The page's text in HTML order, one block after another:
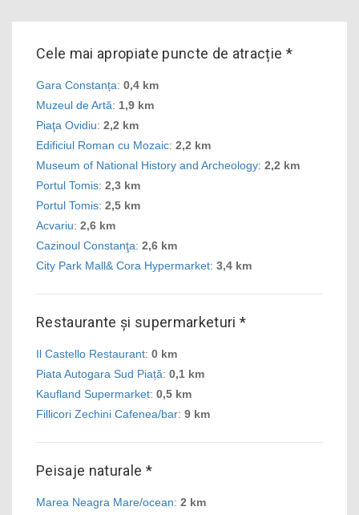
Cele mai apropiate puncte de atracție *
Gara Constanța: 0,4 km
Muzeul de Artă: 1,9 km
Piaţa Ovidiu: 2,2 km
Edificiul Roman cu Mozaic: 2,2 km
Museum of National History and Archeology: 2,2 km
Portul Tomis: 2,3 km
Portul Tomis: 2,5 km
Acvariu: 2,6 km
Cazinoul Constanţa: 2,6 km
City Park Mall& Cora Hypermarket: 3,4 km
Restaurante și supermarketuri *
Il Castello Restaurant: 0 km
Piata Autogara Sud Piață: 0,1 km
Kaufland Supermarket: 0,5 km
Fillicori Zechini Cafenea/bar: 9 km
Peisaje naturale *
Marea Neagra Mare/ocean: 2 km